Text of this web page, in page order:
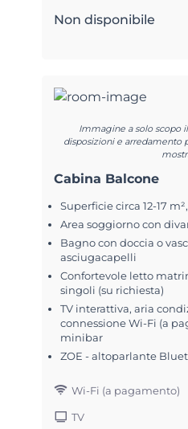
Non disponibile
Immagine a solo scopo
disposizioni e arredamento
Cabina Balcone
Superficie circa 12-17
Area soggiorno con
Bagno con doccia o
asciugacapelli
Confortevole letto
singoli (su richiesta)
TV interattiva, aria
connessione Wi-Fi (a
minibar
ZOE - altoparlante
Wi-Fi (a pagamento)
TV